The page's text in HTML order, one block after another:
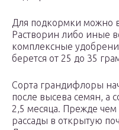
Для подкормки можно
Растворин либо иные
комплексные
берется от 25 до 35
Сорта грандифлоры
после высева семян, а
2,5 месяца. Прежде чем
рассады в открытую